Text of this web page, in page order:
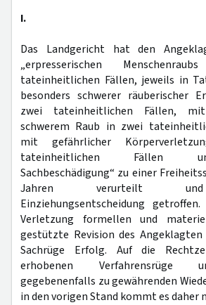
I.
Das Landgericht hat den
„erpresserischen
tateinheitlichen Fällen, jeweils in
besonders schwerer räuberischer
zwei tateinheitlichen Fällen, mit
schwerem Raub in zwei
mit gefährlicher
tateinheitlichen Fällen
Sachbeschädigung“ zu einer
Jahren verurteilt
Einziehungsentscheidung
Verletzung formellen und
gestützte Revision des
Sachrüge Erfolg. Auf die
erhobenen Verfahrensrüge
gegebenenfalls zu gewährenden
in den vorigen Stand kommt es daher